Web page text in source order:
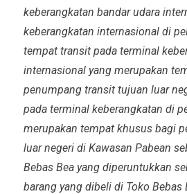
keberangkatan bandar udara
keberangkatan internasional di
tempat transit pada terminal
internasional yang merupakan
penumpang transit tujuan luar
pada terminal keberangkatan di
merupakan tempat khusus bagi
luar negeri di Kawasan Pabean
Bebas Bea yang diperuntukkan
barang yang dibeli di Toko Bebas